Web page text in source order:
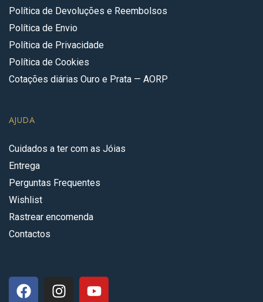
Política de Devoluções e Reembolsos
Política de Envio
Política de Privacidade
Política de Cookies
Cotações diárias Ouro e Prata — AORP
AJUDA
Cuidados a ter com as Jóias
Entrega
Perguntas Frequentes
Wishlist
Rastrear encomenda
Contactos